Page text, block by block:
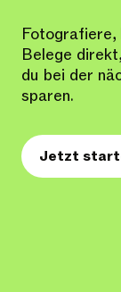
Fotografiere,
Belege
du bei der
sparen.
Jetzt